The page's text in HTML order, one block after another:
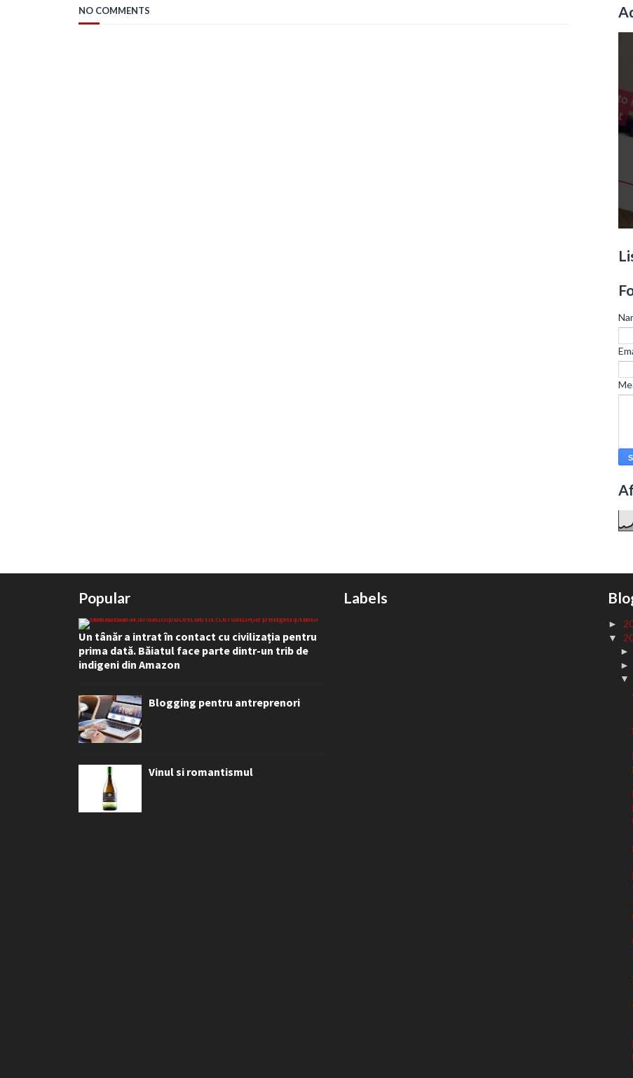
NO COMMENTS
Popular
Un tânăr a intrat în contact cu civilizația pentru
prima dată. Băiatul face parte dintr-un trib de
indigeni din Amazon
Blogging pentru antreprenori
Vinul si romantismul
Labels
►
▼